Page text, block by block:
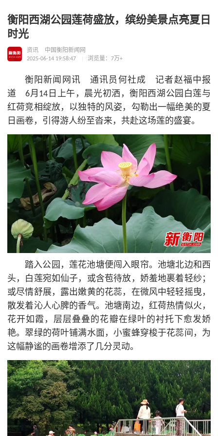
衡阳西湖公园莲荷盛放，缤纷美景点亮夏日
时光
资讯
中国衡阳新闻网
2025-06-14 19:58:47
浏览量：7万+
衡阳新闻网讯 通讯员何社成 记者赵福中报
道 6月14日上午，晨光初洒，衡阳西湖公园白莲与
红荷竞相绽放，以独特的风姿，勾勒出一幅绝美的夏
日画卷，引得游人纷至沓来，共赴这场莲的盛宴。
踏入公园，莲花池塘便闯入眼帘。池塘北边和西
头，白莲宛如仙子，或含苞待放，娇羞地裹着轻纱；
或尽情舒展，露出嫩黄的花蕊，在微风中轻轻摇曳，
散发着沁人心脾的香气。池塘南边，红荷热情似火，
花开如霞，层层叠叠的花瓣在绿叶的衬托下愈发娇
艳。翠绿的荷叶铺满水面，小蜜蜂穿梭于花蕊间，为
这幅静谧的画卷增添了几分灵动。